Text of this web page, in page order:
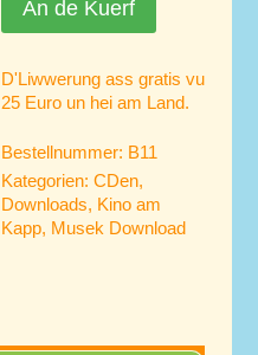
de
quantity
An de Kuerf
D'Liwwerung ass gratis vu
25 Euro un hei am Land.
Bestellnummer: B11
Kategorien:CDen,
Downloads, Kino am
Kapp, Musek Download